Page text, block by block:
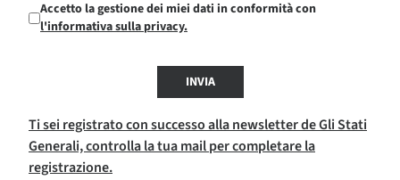
Accetto la gestione dei miei dati in conformità con
l'informativa sulla privacy.
INVIA
Ti sei registrato con successo alla newsletter de Gli Stati
Generali, controlla la tua mail per completare la
registrazione.